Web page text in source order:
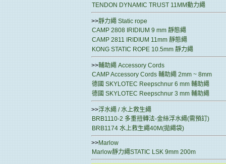
TENDON DYNAMIC TRUST 11MM動力繩
>>靜力繩 Static rope
CAMP 2808 IRIDIUM 9 mm 靜態繩
CAMP 2811 IRIDIUM 11mm 靜態繩
KONG STATIC ROPE 10.5mm 靜力繩
>>輔助繩 Accessory Cords
CAMP Accessory Cords 輔助繩 2mm ~ 8mm
德國 SKYLOTEC Reepschnur 6 mm 輔助繩
德國 SKYLOTEC Reepschnur 3 mm 輔助繩
>>浮水繩 / 水上救生繩
BRB1110-2 多重扭轉法-金絲浮水繩(需預訂)
BRB1174 水上救生繩40M(拋繩袋)
>>Marlow
Marlow靜力繩STATIC LSK 9mm 200m